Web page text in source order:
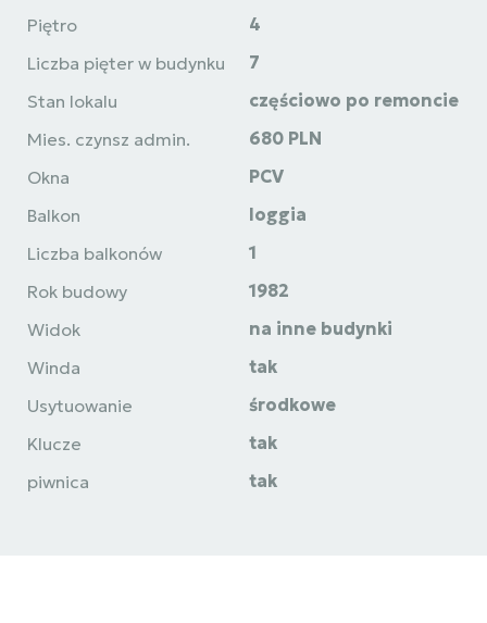
Piętro
4
Liczba pięter w budynku
7
Stan lokalu
częściowo po remoncie
Mies. czynsz admin.
680 PLN
Okna
PCV
Balkon
loggia
Liczba balkonów
1
Rok budowy
1982
Widok
na inne budynki
Winda
tak
Usytuowanie
środkowe
Klucze
tak
piwnica
tak